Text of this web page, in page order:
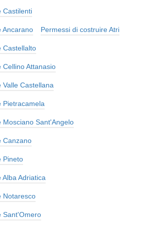
Castilenti
Ancarano Permessi di costruire Atri
Castellalto
Cellino Attanasio
Valle Castellana
Pietracamela
Mosciano Sant'Angelo
Canzano
Pineto
Adriatica
Notaresco
Sant'Omero